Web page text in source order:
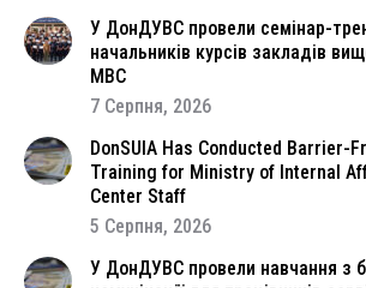
У ДонДУВС провели семінар-
начальників курсів закладів
МВС
7 Серпня, 2026
DonSUIA Has Conducted Barrier-
Training for Ministry of Internal
Center Staff
5 Серпня, 2026
У ДонДУВС провели навчання з